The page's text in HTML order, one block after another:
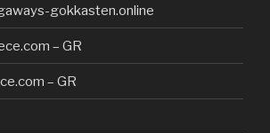
gokkasten.online
– GR
– GR